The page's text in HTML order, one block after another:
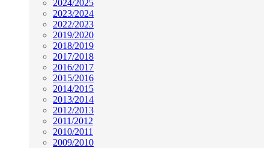
2024/2025
2023/2024
2022/2023
2019/2020
2018/2019
2017/2018
2016/2017
2015/2016
2014/2015
2013/2014
2012/2013
2011/2012
2010/2011
2009/2010